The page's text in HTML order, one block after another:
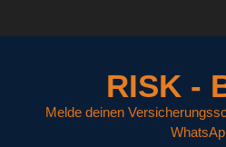
RISK -
Melde deinen